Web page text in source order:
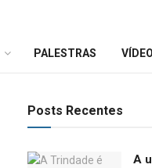
PALESTRAS
Posts Recentes
A